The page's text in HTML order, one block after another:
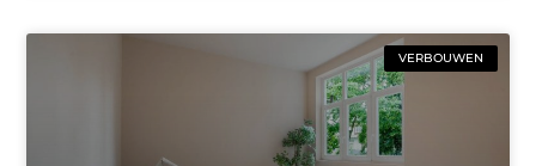
VERBOUWEN